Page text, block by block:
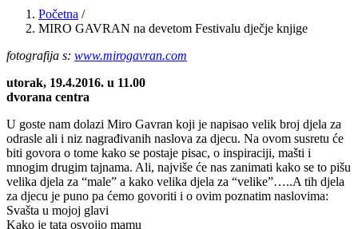
Početna /
MIRO GAVRAN na devetom Festivalu dječje knjige
fotografija s: www.mirogavran.com
utorak, 19.4.2016. u 11.00
dvorana centra
U goste nam dolazi Miro Gavran koji je napisao velik broj djela za
odrasle ali i niz nagrađivanih naslova za djecu. Na ovom susretu će
biti govora o tome kako se postaje pisac, o inspiraciji, mašti i
mnogim drugim tajnama. Ali, najviše će nas zanimati kako se to pišu
velika djela za “male” a kako velika djela za “velike”…..A tih djela
za djecu je puno pa ćemo govoriti i o ovim poznatim naslovima:
Svašta u mojoj glavi
Kako je tata osvojio mamu